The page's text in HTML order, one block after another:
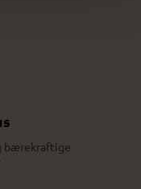
bærekraftige